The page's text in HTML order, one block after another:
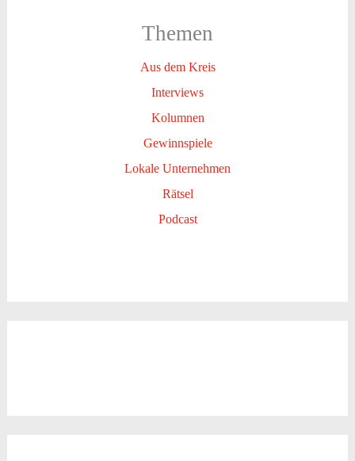
Themen
Aus dem Kreis
Interviews
Kolumnen
Gewinnspiele
Lokale Unternehmen
Rätsel
Podcast